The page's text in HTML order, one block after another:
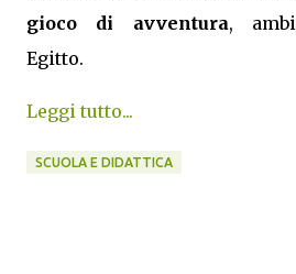
gioco di avventura,
Egitto.
Leggi tutto...
SCUOLA E DIDATTICA